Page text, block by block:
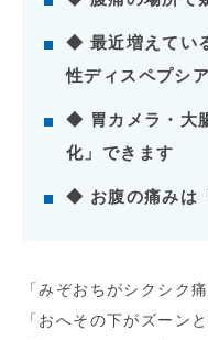
◆ 最近増えてい
性ディスペプシア
◆ 胃カメラ・大
化」できます
◆ お腹の痛みは
「みぞおちがシクシク痛
「おへその下がズーンと